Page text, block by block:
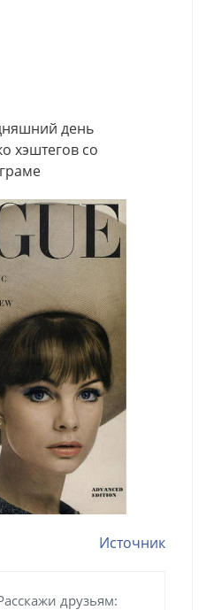
день
хэштегов со
Источник
друзьям: